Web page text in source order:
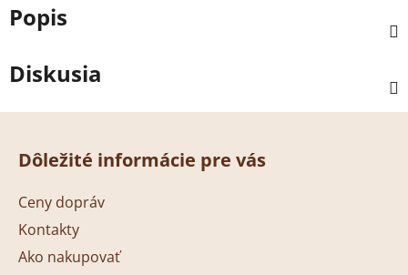
Popis
Diskusia
Z
Dôležité informácie pre vás
Ceny dopráv
Kontakty
Ako nakupovať